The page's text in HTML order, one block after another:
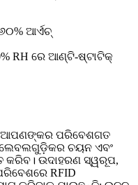
ଆର୍ଏଚ୍
RH ରେ ଆଣ୍ଟି-ଷ୍ଟାଟିକ୍
ଆପଣଙ୍କର ପରିବେଶଗତ
ଚୟନ ଏବଂ
କରିବ। ଉଦାହରଣ ସ୍ୱରୂପ,
RFID